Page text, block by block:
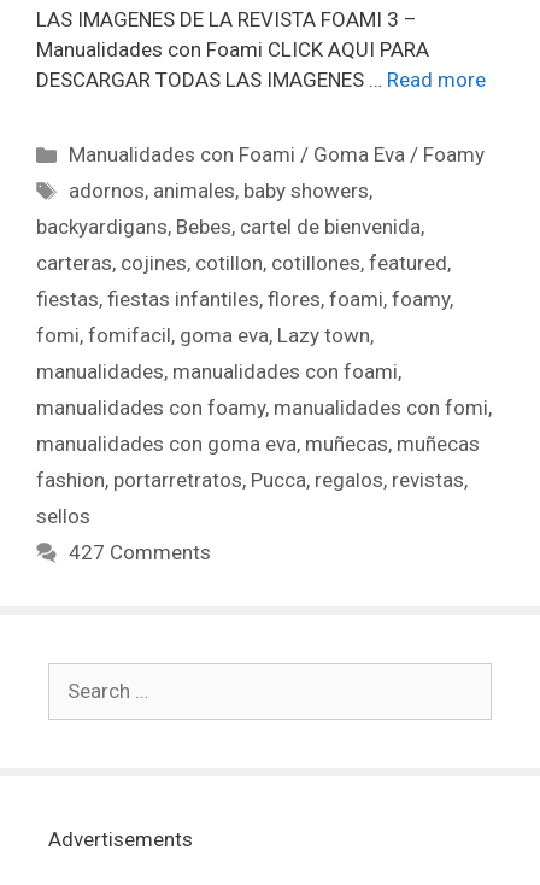
LAS IMAGENES DE LA REVISTA FOAMI 3 –
Manualidades con Foami CLICK AQUI PARA
DESCARGAR TODAS LAS IMAGENES … Read more
Manualidades con Foami / Goma Eva / Foamy
adornos, animales, baby showers,
backyardigans, Bebes, cartel de bienvenida,
carteras, cojines, cotillon, cotillones, featured,
fiestas, fiestas infantiles, flores, foami, foamy,
fomi, fomifacil, goma eva, Lazy town,
manualidades, manualidades con foami,
manualidades con foamy, manualidades con fomi,
manualidades con goma eva, muñecas, muñecas
fashion, portarretratos, Pucca, regalos, revistas,
sellos
427 Comments
Advertisements